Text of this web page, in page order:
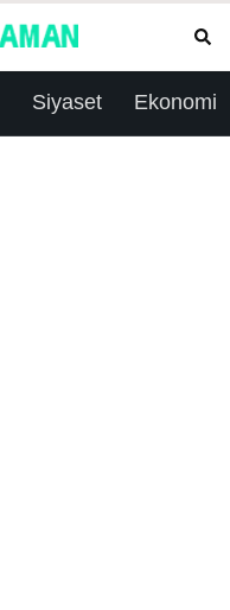
Siyaset Ekonomi